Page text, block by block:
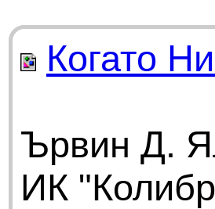
Когато
Ървин Д.
ИК